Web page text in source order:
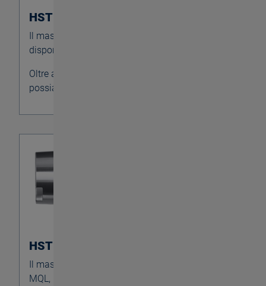
HST SYNCHRO
Il maschiatore per applicazioni standard è
disponibile in diverse dimensioni
Oltre ai gambi cilindrici dritti e attacchi HSK,
possiamo offrire altri tipi di gambo su richiesta.
HST SYNCHRO MMS
Il maschiatore per la lubrificazione minimale
MQL, in abbinamento ai maschi specifici per